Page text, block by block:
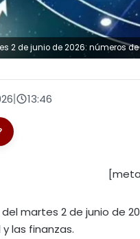
2 de junio de 2026: números
| 13:46
martes 2 de junio de
las finanzas.